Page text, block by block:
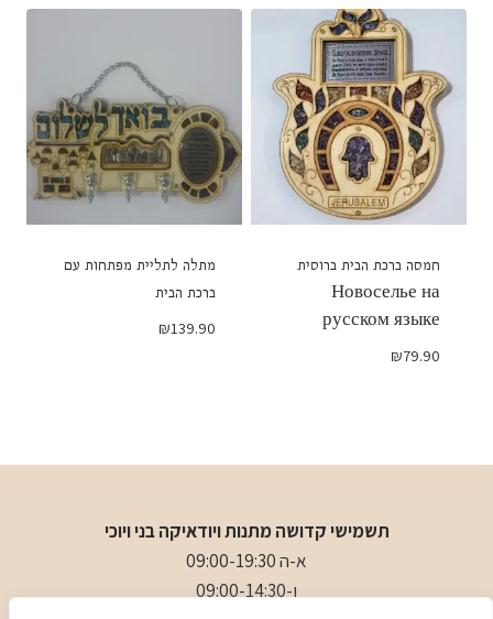
חמסה ברכת הבית ברוסית
Новоселье на
русском языке
₪79.90
מתלה לתליית מפתחות עם
ברכת הבית
₪139.90
תשמישי קדושה מתנות ויודאיקה בני ויוכי
א-ה 09:00-19:30
ו-09:00-14:30